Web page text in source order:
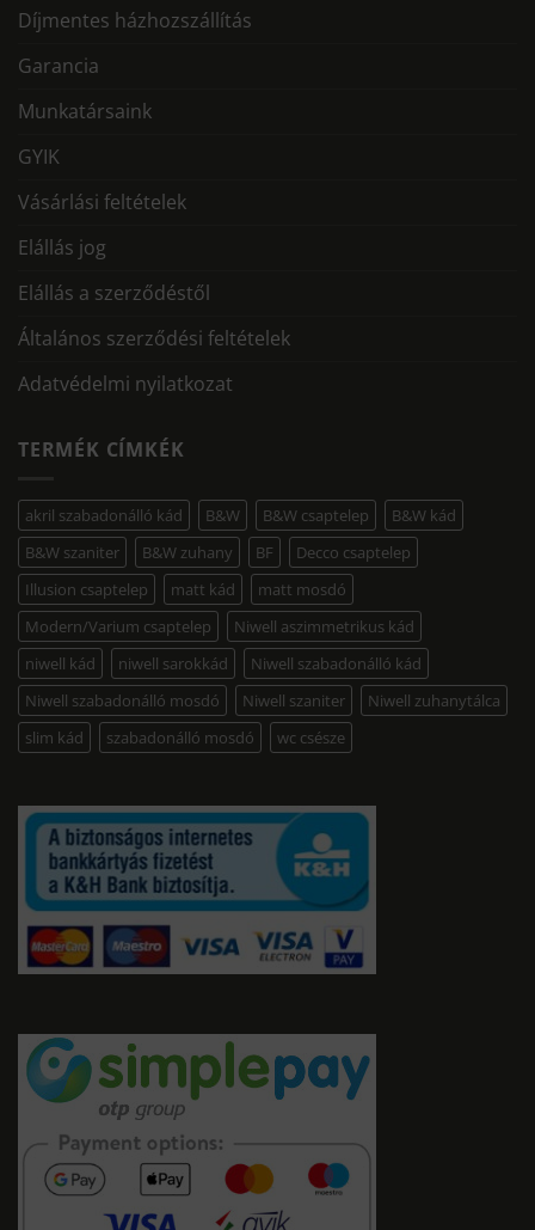
Díjmentes házhozszállítás
Garancia
Munkatársaink
GYIK
Vásárlási feltételek
Elállás jog
Elállás a szerződéstől
Általános szerződési feltételek
Adatvédelmi nyilatkozat
TERMÉK CÍMKÉK
akril szabadonálló kád B&W B&W csaptelep
B&W kád
B&W szaniter
B&W zuhany BF
Decco csaptelep
Illusion csaptelep
matt kád
matt mosdó
Modern/Varium csaptelep
Niwell aszimmetrikus kád
niwell kád
niwell sarokkád
Niwell szabadonálló kád
Niwell szabadonálló mosdó
Niwell szaniter
Niwell zuhanytálca
slim kád
szabadonálló mosdó wc csésze